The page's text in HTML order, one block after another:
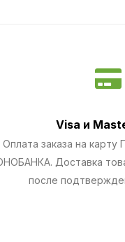
Visa и
Оплата заказа на
Доставка
после